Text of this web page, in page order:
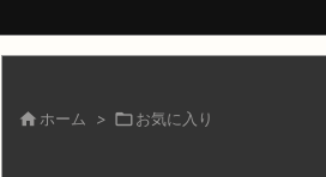
 ホーム > お気に入り